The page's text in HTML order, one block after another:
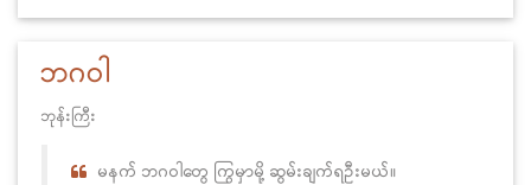
ဘဂဝါ
ဘုန်းကြီး
မနက် ဘဂဝါတွေ ကြွမှာမို့ ဆွမ်းချက်ရဦးမယ်။